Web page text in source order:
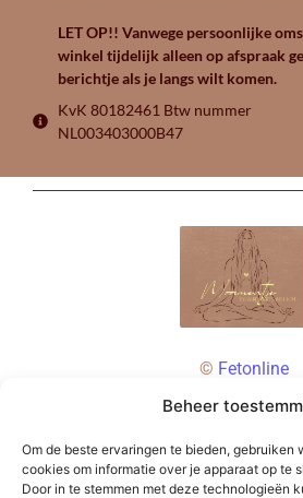
Beheer
Om de beste ervaringen te bieden, gebruiken
cookies om informatie over je apparaat op te
Door in te stemmen met deze technologieën
LET OP!! Vanwege persoonlijke
winkel tijdelijk alleen op afspraak
berichtje als je langs wilt komen.
KvK 80182461 Btw nummer
NL003403000B47
© Fetonline